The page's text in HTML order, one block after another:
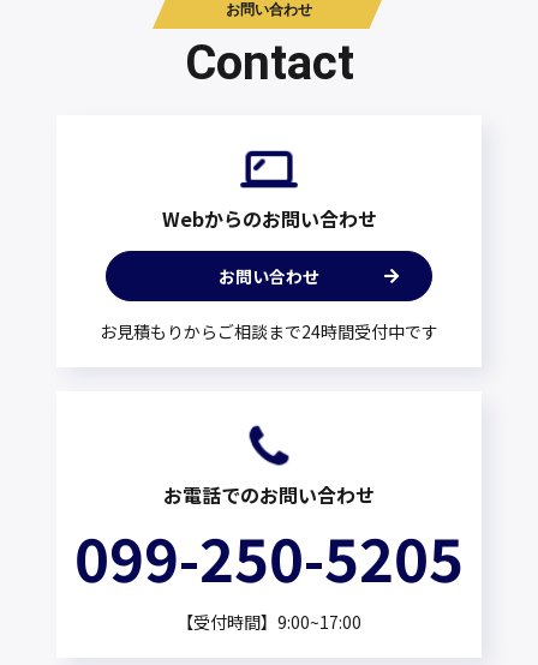
お問い合わせ
Contact
Webからのお問い合わせ
お問い合わせ
お見積もりからご相談まで24時間受付中です
お電話でのお問い合わせ
099-250-5205
【受付時間】9:00~17:00